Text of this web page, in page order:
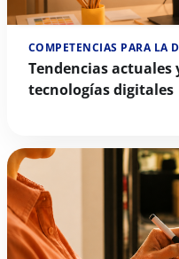
Tendencias
tecnologías digitales